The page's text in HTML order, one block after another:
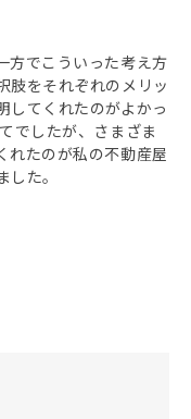
方でこういった考え方
肢をそれぞれのメリッ
してくれたのがよかっ
でしたが、さまざま
れたのが私の不動産屋
た。